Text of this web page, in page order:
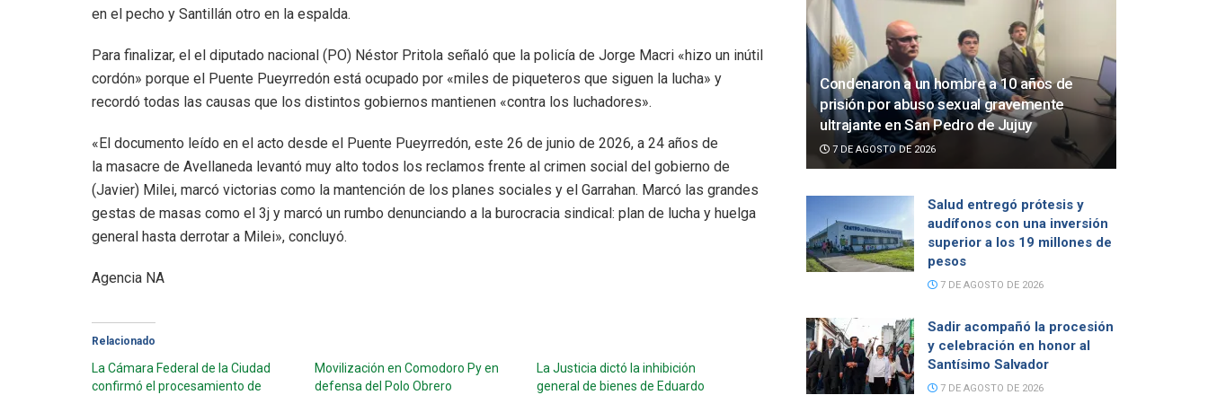
en el pecho y Santillán otro en la espalda.
Para finalizar, el el diputado nacional (PO) Néstor Pritola señaló que la policía de Jorge Macri «hizo un inútil
cordón» porque el Puente Pueyrredón está ocupado por «miles de piqueteros que siguen la lucha» y
recordó todas las causas que los distintos gobiernos mantienen «contra los luchadores».
«El documento leído en el acto desde el Puente Pueyrredón, este 26 de junio de 2026, a 24 años de
la masacre de Avellaneda levantó muy alto todos los reclamos frente al crimen social del gobierno de
(Javier) Milei, marcó victorias como la mantención de los planes sociales y el Garrahan. Marcó las grandes
gestas de masas como el 3j y marcó un rumbo denunciando a la burocracia sindical: plan de lucha y huelga
general hasta derrotar a Milei», concluyó.
Agencia NA
Relacionado
La Cámara Federal de la Ciudad
confirmó el procesamiento de
Movilización en Comodoro Py en
defensa del Polo Obrero
La Justicia dictó la inhibición
general de bienes de Eduardo
Condenaron a un hombre a 10 años de
prisión por abuso sexual gravemente
ultrajante en San Pedro de Jujuy
7 DE AGOSTO DE 2026
Salud entregó prótesis y
audífonos con una inversión
superior a los 19 millones de
pesos
7 DE AGOSTO DE 2026
Sadir acompañó la procesión
y celebración en honor al
Santísimo Salvador
7 DE AGOSTO DE 2026